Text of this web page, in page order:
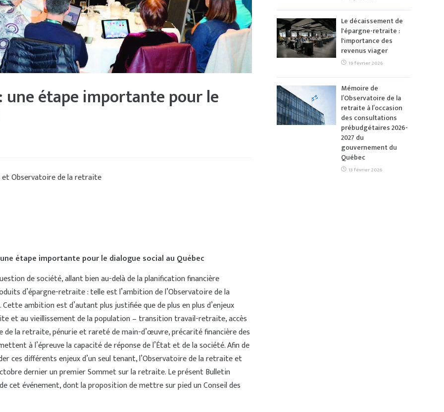
une étape importante pour le
et Observatoire de la retraite
étape importante pour le dialogue social au Québec
de société, allant bien au-delà de la planification financière
d’épargne-retraite : telle est l’ambition de l’Observatoire de la
ambition est d’autant plus justifiée que de plus en plus d’enjeux
et au vieillissement de la population – transition travail-retraite, accès
de la retraite, pénurie et rareté de main-d’œuvre, précarité financière des
à l’épreuve la capacité de réponse de l’État et de la société. Afin de
ces différents enjeux d’un seul tenant, l’Observatoire de la retraite et
dernier un premier Sommet sur la retraite. Le présent Bulletin
cet événement, dont la proposition de mettre sur pied un Conseil des
Le décaissement de
l'épargne-retraite :
l'importance des
revenus viager
19 février 2026
Mémoire de
l’Observatoire de la
retraite à l’occasion
des consultations
prébudgétaires 2026-
2027 du
gouvernement du
Québec
13 février 2026